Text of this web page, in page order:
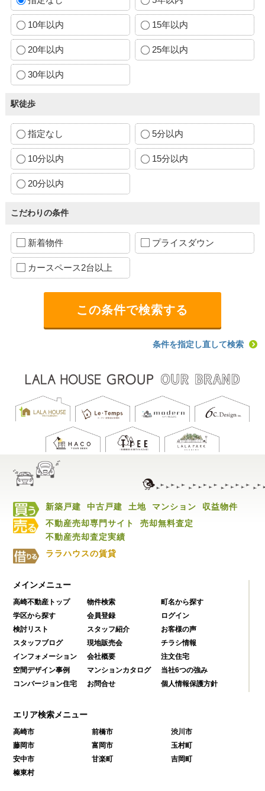
10年以内 15年以内
20年以内 25年以内
30年以内
駅徒歩
指定なし 5分以内
10分以内 15分以内
20分以内
こだわりの条件
新着物件 プライスダウン
カースペース2台以上
条件を指定し直して検索
新築戸建 中古戸建 土地 マンション
収益物件
不動産売却専門サイト
売却無料査定
不動産売却査定実績
ララハウスの賃貸
メインメニュー
高崎不動産トップ 物件検索
町名から探す
学区から探す
会員登録
ログイン
検討リスト
スタッフ紹介
お客様の声
スタッフブログ
現地販売会
チラシ情報
インフォメーション
会社概要
注文住宅
空間デザイン事例
マンションカタログ
当社6つの強み
コンバージョン住宅
お問合せ 個人情報保護方針
エリア検索メニュー
高崎市 前橋市
渋川市
藤岡市
富岡市
玉村町
安中市
甘楽町
吉岡町
榛東村